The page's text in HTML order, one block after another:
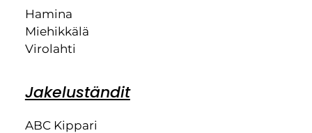
Hamina
Miehikkälä
Virolahti
Jakeluständit
ABC Kippari